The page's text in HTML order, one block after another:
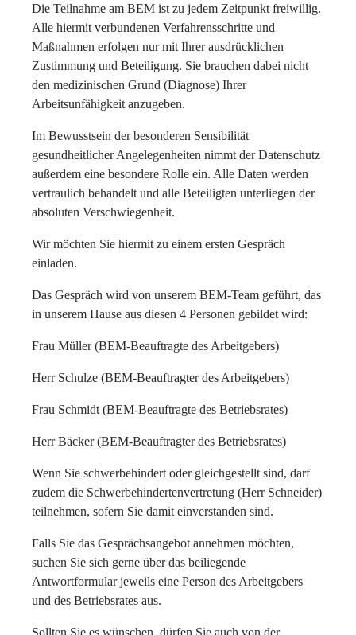
Die Teilnahme am BEM ist zu jedem Zeitpunkt freiwillig.
Alle hiermit verbundenen Verfahrensschritte und
Maßnahmen erfolgen nur mit Ihrer ausdrücklichen
Zustimmung und Beteiligung. Sie brauchen dabei nicht
den medizinischen Grund (Diagnose) Ihrer
Arbeitsunfähigkeit anzugeben.
Im Bewusstsein der besonderen Sensibilität
gesundheitlicher Angelegenheiten nimmt der Datenschutz
außerdem eine besondere Rolle ein. Alle Daten werden
vertraulich behandelt und alle Beteiligten unterliegen der
absoluten Verschwiegenheit.
Wir möchten Sie hiermit zu einem ersten Gespräch
einladen.
Das Gespräch wird von unserem BEM-Team geführt, das
in unserem Hause aus diesen 4 Personen gebildet wird:
Frau Müller (BEM-Beauftragte des Arbeitgebers)
Herr Schulze (BEM-Beauftragter des Arbeitgebers)
Frau Schmidt (BEM-Beauftragte des Betriebsrates)
Herr Bäcker (BEM-Beauftragter des Betriebsrates)
Wenn Sie schwerbehindert oder gleichgestellt sind, darf
zudem die Schwerbehindertenvertretung (Herr Schneider)
teilnehmen, sofern Sie damit einverstanden sind.
Falls Sie das Gesprächsangebot annehmen möchten,
suchen Sie sich gerne über das beiliegende
Antwortformular jeweils eine Person des Arbeitgebers
und des Betriebsrates aus.
Sollten Sie es wünschen, dürfen Sie auch von der